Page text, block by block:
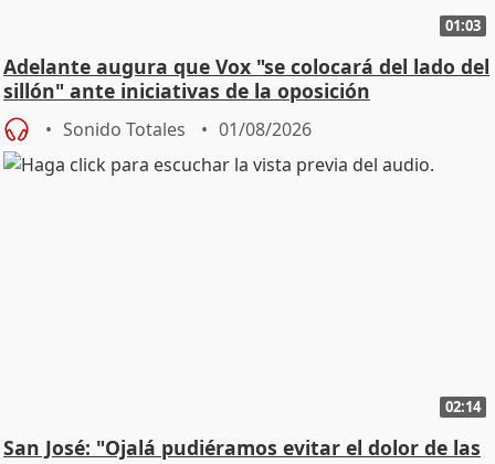
01:03
Adelante augura que Vox "se colocará del lado del
sillón" ante iniciativas de la oposición
Sonido Totales 01/08/2026
02:14
San José: "Ojalá pudiéramos evitar el dolor de las